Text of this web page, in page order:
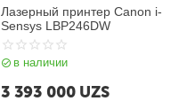
Лазерный принтер Canon i-
Sensys LBP246DW
в наличии
3 393 000 UZS